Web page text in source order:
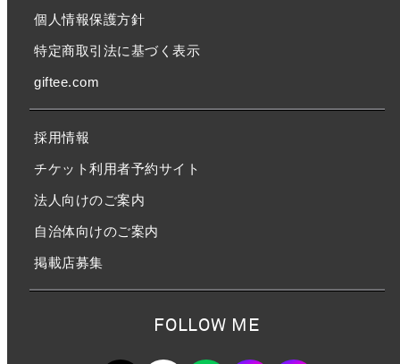
個人情報保護方針
特定商取引法に基づく表示
giftee.com
採用情報
チケット利用者予約サイト
法人向けのご案内
自治体向けのご案内
掲載店募集
FOLLOW ME